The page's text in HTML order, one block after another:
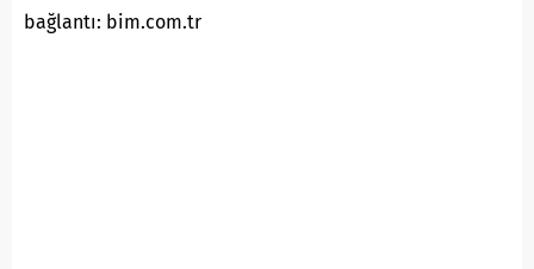
bağlantı: bim.com.tr